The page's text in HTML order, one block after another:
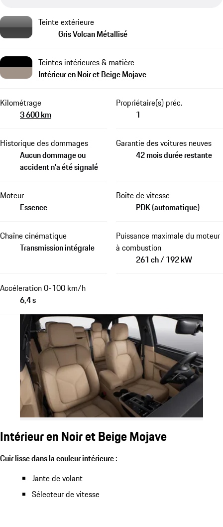
Teinte extérieure
Gris Volcan Métallisé
Teintes intérieures & matière
Intérieur en Noir et Beige Mojave
Kilométrage
3 600 km
Propriétaire(s) préc.
1
Historique des dommages
Aucun dommage ou
accident n'a été signalé
Garantie des voitures neuves
42 mois durée restante
Moteur
Essence
Boîte de vitesse
PDK (automatique)
Chaîne cinématique
Transmission intégrale
Puissance maximale du moteur
à combustion
261 ch / 192 kW
Accéleration 0-100 km/h
6,4 s
Intérieur en Noir et Beige Mojave
Cuir lisse dans la couleur intérieure :
Jante de volant
Sélecteur de vitesse